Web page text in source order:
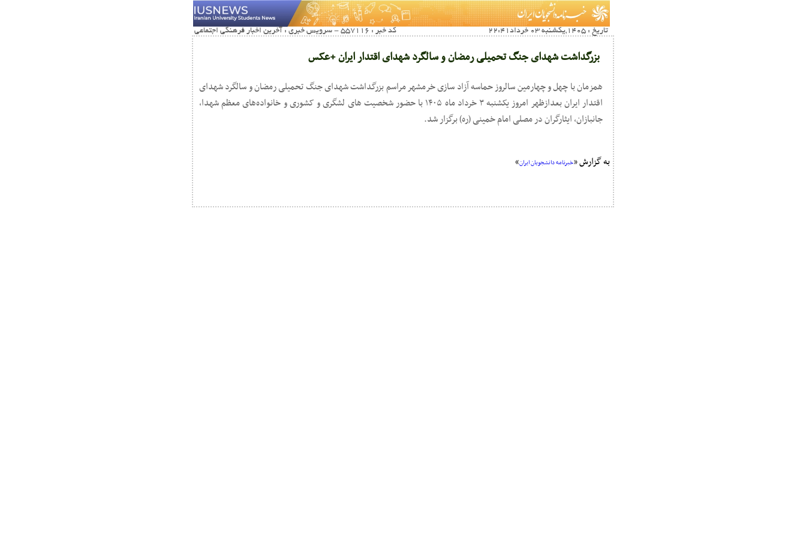
تاریخ : 1405,یکشنبه 03 خرداد22:41 کد خبر : 557116 - سرویس خبری : آخرین اخبار فرهنگی اجتماعی
بزرگداشت شهدای جنگ تحمیلی رمضان و سالگرد شهدای اقتدار ایران +عکس
همزمان با چهل و چهارمین سالروز حماسه آزاد سازی خرمشهر مراسم بزرگداشت شهدای جنگ تحمیلی رمضان و سالگرد شهدای
اقتدار ایران بعدازظهر امروز یکشنبه ۳ خرداد ماه ۱۴۰۵ با حضور شخصیت های لشگری و کشوری و خانواده‌های معظم شهدا،
جانبازان، ایثارگران در مصلی امام خمینی (ره) برگزار شد.
به گزارش «خبرنامه دانشجویان ایران»